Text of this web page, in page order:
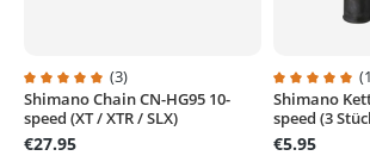
Average rating of 5 out of 5 stars
(3)
Shimano Chain CN-HG95 10-
speed (XT / XTR / SLX)
€27.95
Average
Shimano
speed (3
€5.95